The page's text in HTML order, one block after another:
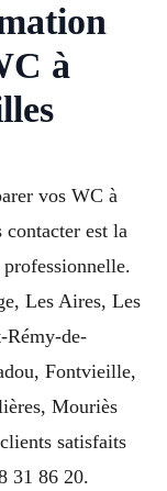
à
vos WC à
est la
Les Aires, Les
Rémy-de-
Fontvieille,
Mouriès
satisfaits
31 86 20.